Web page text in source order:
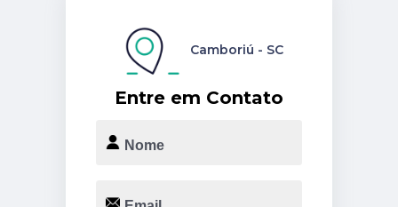
Entre em Contato
Camboriú - SC